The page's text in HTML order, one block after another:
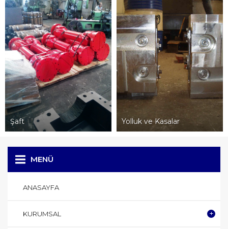
Şaft Yolluk ve Kasalar
MENÜ
ANASAYFA
KURUMSAL